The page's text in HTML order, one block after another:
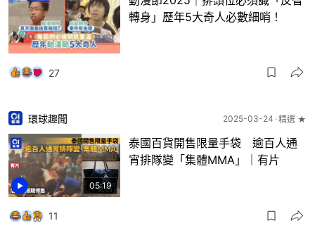
轉身」歷年5大奇人必數細哨！
27
05:19
環球趣聞 2025-03-24 精選 ★
泰國百貨開售限量手袋 逾百人通
宵排隊變「集體MMA」｜有片
11